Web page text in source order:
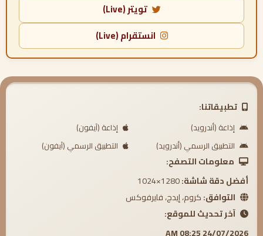
تويتر (Live)
انستقرام (Live)
تطبيقاتنا:
إذاعة (أندرويد)
إذاعة (آيفون)
التطبيق الرسمي (أندرويد)
التطبيق الرسمي (آيفون)
معلومات التصفح:
أفضل دقة شاشة:
التوافق:كروم، إيدج، فايرفوكس
آخر تحديث للموقع: